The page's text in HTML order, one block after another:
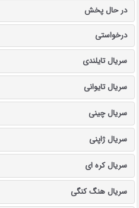
در حال پخش
درخواستی
سریال تایلندی
سریال تایوانی
سریال چینی
سریال ژاپنی
سریال کره ای
سریال هنگ کنگی